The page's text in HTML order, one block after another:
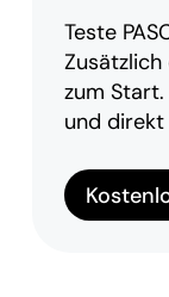
Teste
zum
und direkt